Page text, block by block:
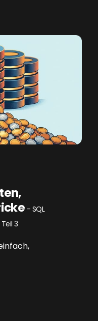
- SQL
3